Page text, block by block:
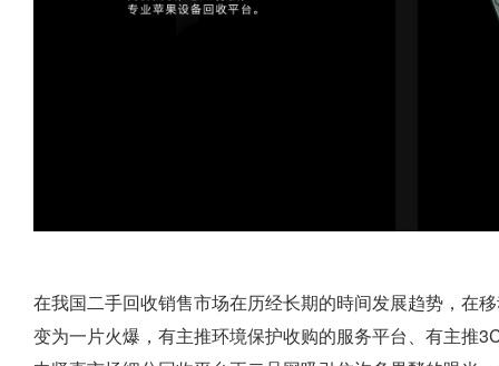
在我国二手回收销售市场在历经长期的時间发展趋势，在
变为一片火爆，有主推环境保护收购的服务平台、有主推